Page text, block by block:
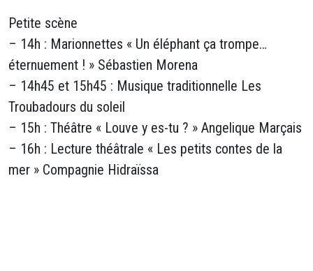
Petite scène
– 14h : Marionnettes « Un éléphant ça trompe…
éternuement ! » Sébastien Morena
– 14h45 et 15h45 : Musique traditionnelle Les
Troubadours du soleil
– 15h : Théâtre « Louve y es-tu ? » Angelique Marçais
– 16h : Lecture théâtrale « Les petits contes de la
mer » Compagnie Hidraïssa